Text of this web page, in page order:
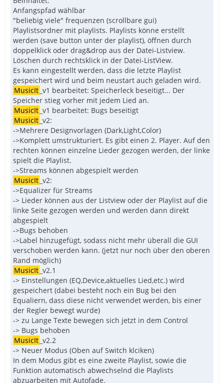
Anfangspfad wählbar
"beliebig viele" frequenzen (scrollbare gui)
Playlistsordner mit playlists. Playlists könne erstellt
werden (save button unter der playlist), öffnen durch
doppelklick oder drag&drop aus der Datei-Listview.
Löschen durch rechtsklick in der Datei-ListView.
Es kann eingestellt werden, dass die letzte Playlist
gespeichert wird und beim neustart auch geladen wird.
MusicIt _v1 bearbeitet: Speicherleck beseitigt... Der
Speicher stieg vorher mit jedem Lied an.
MusicIt _v1 bearbeitet: Bugs beseitigt
MusicIt _v2:
->Mehrere Designvorlagen (Dark,Light,Color)
->Komplett umstrukturiert. Es gibt einen 2. Player. Auf den
rechten können einzelne Lieder gezogen werden, der linke
spielt die Playlist.
->Streams können abgespielt werden
MusicIt _v2:
->Equalizer für Streams
-> Lieder können aus der Listview oder der Playlist auf die
linke Seite gezogen werden und werden dann direkt
abgespielt
->Bugs behoben
->Label hinzugefügt, sodass nicht mehr überall die GUI
verschoben werden kann. (jetzt nur noch über den oberen
Rand möglich)
MusicIt _v2.1
-> Einstellungen (EQ,Device,aktuelles Lied,etc.) wird
gespeichert (dabei besteht noch ein Bug bei den
Equaliern, dass diese nicht verwendet werden, bis einer
der Regler bewegt wurde)
-> zu Lange Texte bewegen sich jetzt in dem Control
-> Bugs behoben
MusicIt _v2.2
-> Neuer Modus (Oben auf Switch klciken)
In dem Modus gibt es eine zweite Playlist, sowie die
Funktion automatisch abwechselnd die Playlists
abzuarbeiten mit Autofade.